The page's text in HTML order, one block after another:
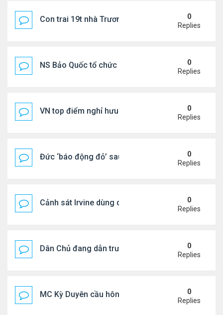
Con trai 19t nhà Trương Bá Chi - Tạ Đình Phong
0
Replies
NS Bảo Quốc tổ chức sn cho bà xã
0
Replies
VN top điểm nghỉ hưu lý tưởng cho người Mỹ
0
Replies
Đức ‘báo động đỏ’ sau vụ phát hiện UAV mang
0
Replies
Cảnh sát Irvine dùng drone bắt kẻ trộm trong
0
Replies
Dân Chủ đang dẫn trước Cộng Hòa trong các
0
Replies
MC Kỳ Duyên cầu hôn lại chồng cũ
0
Replies